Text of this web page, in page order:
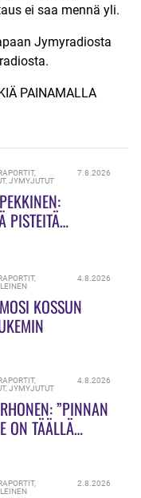
ei saa mennä yli.
Jymyradiosta
PAINAMALLA
,
,JYMYJUTUT
7.8.2026
PISTEITÄ
,
4.8.2026
KOSSUN
,
,JYMYJUTUT
4.8.2026
”PINNAN
ON TÄÄLLÄ
,
2.8.2026